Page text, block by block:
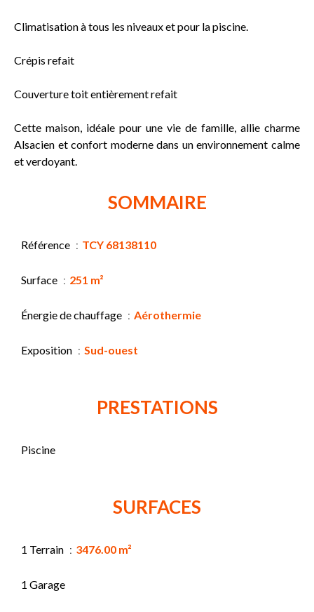
Climatisation à tous les niveaux et pour la piscine.
Crépis refait
Couverture toit entièrement refait
Cette maison, idéale pour une vie de famille, allie charme
Alsacien et confort moderne dans un environnement calme
et verdoyant.
SOMMAIRE
Référence TCY 68138110
Surface 251 m²
Énergie de chauffage Aérothermie
Exposition Sud-ouest
PRESTATIONS
Piscine
SURFACES
1 Terrain 3476.00 m²
1 Garage